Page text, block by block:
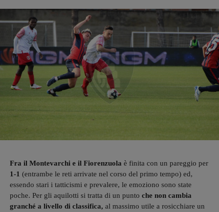
Fra il Montevarchi e il Fiorenzuola è finita con un pareggio per
1-1 (entrambe le reti arrivate nel corso del primo tempo) ed,
essendo stari i tatticismi e prevalere, le emoziono sono state
poche. Per gli aquilotti si tratta di un punto che non cambia
granché a livello di classifica, al massimo utile a rosicchiare un